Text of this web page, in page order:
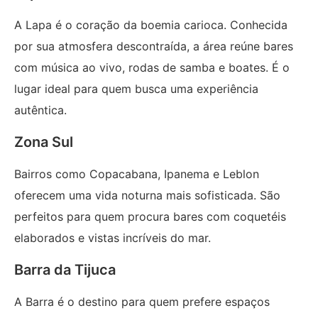
A Lapa é o coração da boemia carioca. Conhecida
por sua atmosfera descontraída, a área reúne bares
com música ao vivo, rodas de samba e boates. É o
lugar ideal para quem busca uma experiência
autêntica.
Zona Sul
Bairros como Copacabana, Ipanema e Leblon
oferecem uma vida noturna mais sofisticada. São
perfeitos para quem procura bares com coquetéis
elaborados e vistas incríveis do mar.
Barra da Tijuca
A Barra é o destino para quem prefere espaços